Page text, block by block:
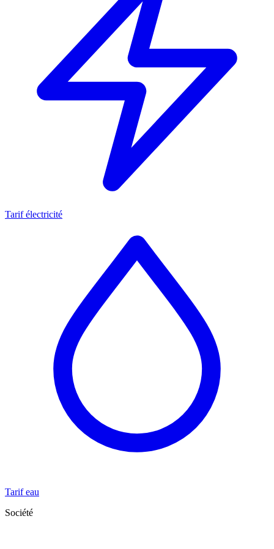
Tarif électricité
Tarif eau
Société